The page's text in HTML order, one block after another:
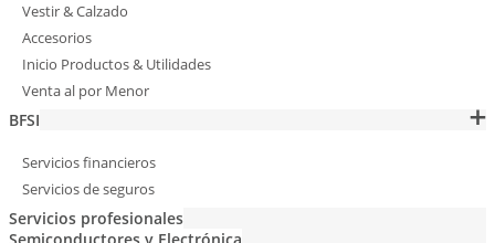
Vestir & Calzado
Accesorios
Inicio Productos & Utilidades
Venta al por Menor
BFSI
Servicios financieros
Servicios de seguros
Servicios profesionales